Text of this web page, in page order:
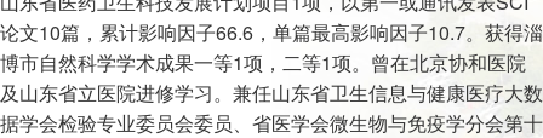
论文10篇，累计影响因子66.6，单篇最高影响因子10.7。获得淄
博市自然科学学术成果一等1项，二等1项。曾在北京协和医院
及山东省立医院进修学习。兼任山东省卫生信息与健康医疗大数
据学会检验专业委员会委员、省医学会微生物与免疫学分会第十